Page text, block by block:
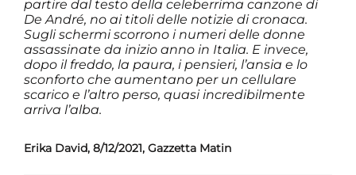
partire dal testo della celeberrima canzone di
De André, no ai titoli delle notizie di cronaca.
Sugli schermi scorrono i numeri delle donne
assassinate da inizio anno in Italia. E invece,
dopo il freddo, la paura, i pensieri, l’ansia e lo
sconforto che aumentano per un cellulare
scarico e l’altro perso, quasi incredibilmente
arriva l’alba.
Erika David, 8/12/2021, Gazzetta Matin